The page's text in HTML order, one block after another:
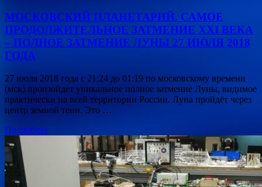
МОСКОВСКИЙ ПЛАНЕТАРИЙ. САМОЕ
ПРОДОЛЖИТЕЛЬНОЕ ЗАТМЕНИЕ XXI ВЕКА
– ПОЛНОЕ ЗАТМЕНИЕ ЛУНЫ 27 ИЮЛЯ 2018
ГОДА
27 июля 2018 года с 21:24 до 01:19 по московскому времени
(мск) произойдет уникальное полное затмение Луны, видимое
практически на всей территории России. Луна пройдёт через
центр земной тени. Это …
Подробнее